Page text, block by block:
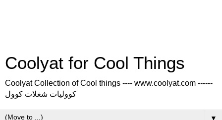
Coolyat for Cool Things
Coolyat Collection of Cool things ---- www.coolyat.com ------
كووليات شغلات كوول
▼